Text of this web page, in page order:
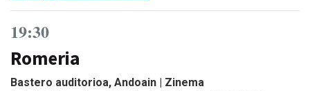
19:30
Romeria
Bastero auditorioa, Andoain | Zinema